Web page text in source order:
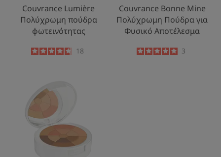
Couvrance Lumière
Πολύχρωμη πούδρα
φωτεινότητας
4.7
/518
Couvrance Bonne Mine
Πολύχρωμη Πούδρα για
Φυσικό Αποτέλεσμα
5
/
5
3